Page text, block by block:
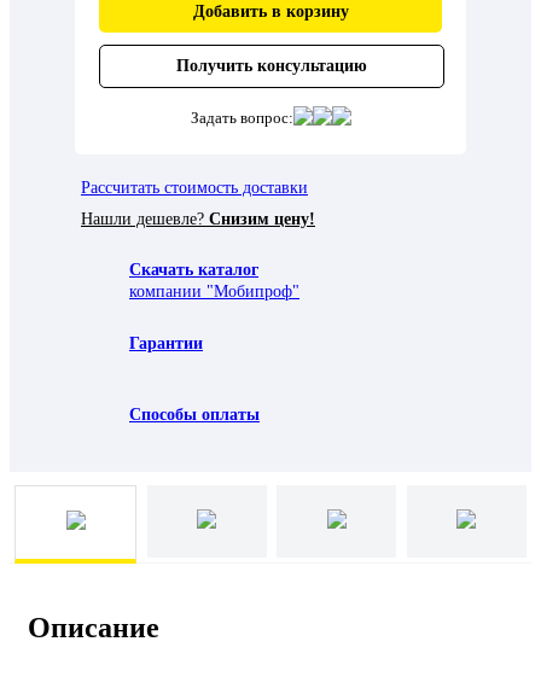
Добавить в корзину
Получить консультацию
Задать вопрос:
Рассчитать стоимость доставки
Нашли дешевле? Снизим цену!
Скачать каталог
компании "Мобипроф"
Гарантии
Способы оплаты
Описание